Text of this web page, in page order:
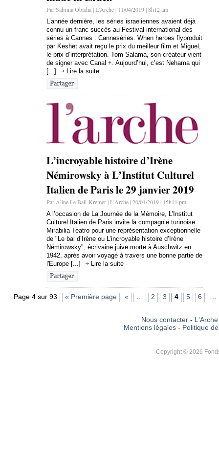
Par Sabrina Obadia | L'Arche | 11/04/2019 | 8h12 am
L’année dernière, les séries israeliennes avaient déjà
connu un franc succès au Festival international des
séries à Cannes : Canneséries. When heroes flyproduit
par Keshet avait reçu le prix du meilleur film et Miguel,
le prix d’interprétation. Tom Salama, son créateur vient
de signer avec Canal +. Aujourd’hui, c’est Nehama qui
[...]
Lire la suite
L’incroyable histoire d’Irène
Némirowsky à L’Institut Culturel
Italien de Paris le 29 janvier 2019
Par Aline Le Bail-Kremer | L'Arche | 20/01/2019 | 15h11 pm
A l’occasion de La Journée de la Mémoire, L’Institut
Culturel Italien de Paris invite la compagnie turinoise
Mirabilia Teatro pour une représentation exceptionnelle
de "Le bal d’Irène ou L’incroyable histoire d’Irène
Némirowsky", écrivaine juive morte à Auschwitz en
1942, après avoir voyagé à travers une bonne partie de
l'Europe [...]
Lire la suite
Page 4 sur 93 « Première page « 2 3 4 5 6
Nous contacter-
Mentions légales - Politique
Copyright © 2026